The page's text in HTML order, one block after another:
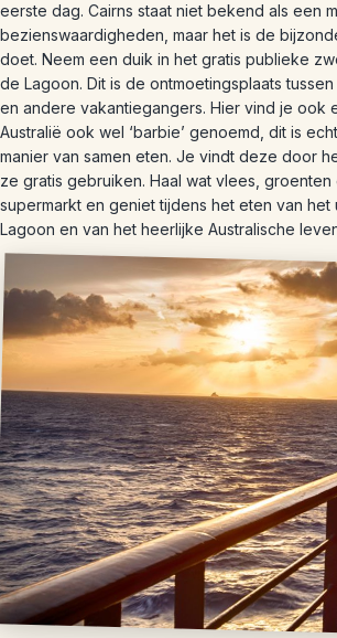
eerste dag. Cairns staat niet bekend als een
bezienswaardigheden, maar het is de
doet. Neem een duik in het gratis publieke
de Lagoon. Dit is de ontmoetingsplaats
en andere vakantiegangers. Hier vind je ook
Australië ook wel ‘barbie’ genoemd, dit is
manier van samen eten. Je vindt deze door
ze gratis gebruiken. Haal wat vlees,
supermarkt en geniet tijdens het eten van het
Lagoon en van het heerlijke Australische